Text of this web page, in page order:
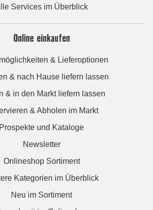
Services im Überblick
Online einkaufen
& Lieferoptionen
& nach Hause liefern lassen
& in den Markt liefern lassen
& Abholen im Markt
Prospekte und Kataloge
Newsletter
Onlineshop Sortiment
Kategorien im Überblick
Neu im Sortiment